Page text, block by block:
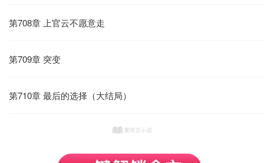
第708章 上官云不愿意走
第709章 突变
第710章 最后的选择（大结局）